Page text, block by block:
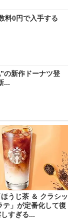
料0円で入手する
の新作ドーナツ登
...
うじ茶 ＆ クラシッ
テ」が定番化して復
すぎる...